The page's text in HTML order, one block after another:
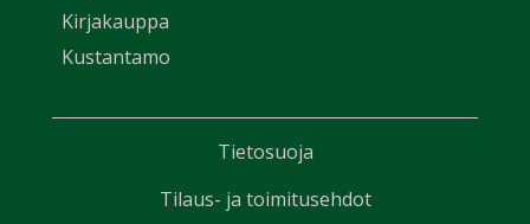
Kirjakauppa
Kustantamo
Tietosuoja
Tilaus- ja toimitusehdot